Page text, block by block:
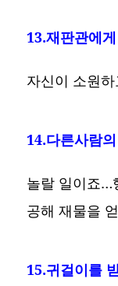
13.재판관에
자신이 소원
14.다른사람
놀랄 일이죠…
공해 재물을
15.귀걸이를